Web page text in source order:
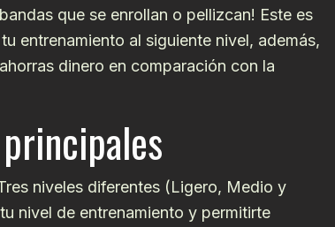
que se enrollan o pellizcan! Este es
entrenamiento al siguiente nivel, además,
dinero en comparación con la
niveles diferentes (Ligero, Medio y
nivel de entrenamiento y permitirte